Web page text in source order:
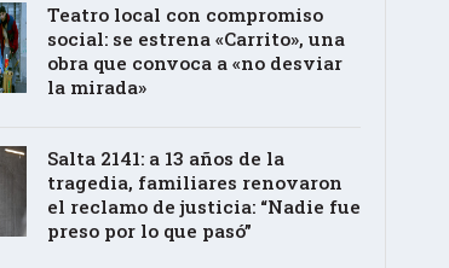
Teatro local con compromiso
social: se estrena «Carrito», una
obra que convoca a «no desviar
la mirada»
Salta 2141: a 13 años de la
tragedia, familiares renovaron
el reclamo de justicia: “Nadie fue
preso por lo que pasó”